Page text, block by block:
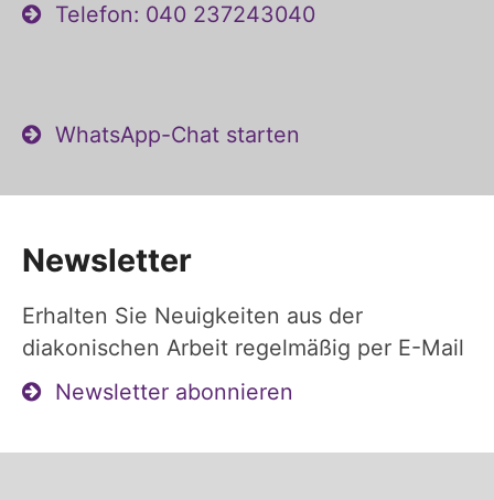
Telefon: 040 237243040
WhatsApp-Chat starten
Newsletter
Erhalten Sie Neuigkeiten aus der
diakonischen Arbeit regelmäßig per E-Mail
Newsletter abonnieren